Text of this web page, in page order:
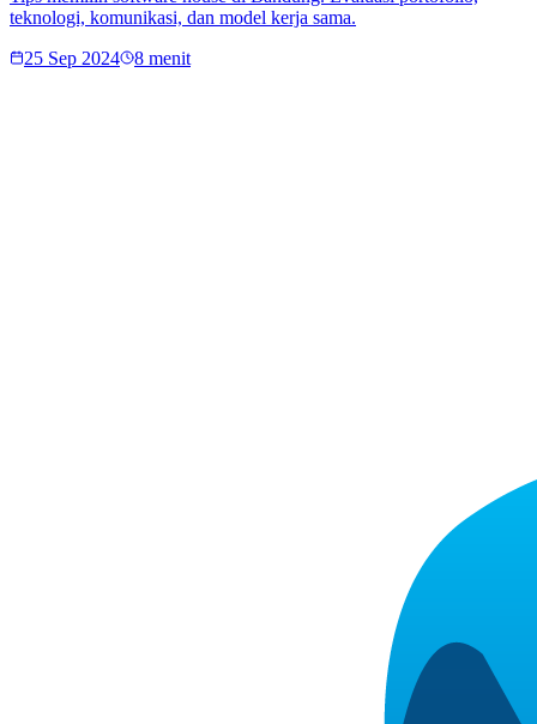
teknologi, komunikasi, dan model kerja sama.
25 Sep 2024
8 menit